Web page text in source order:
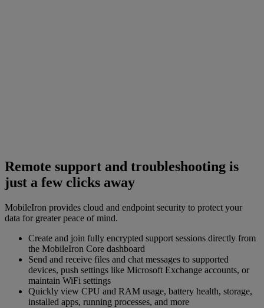
Remote support and troubleshooting is
just a few clicks away
MobileIron provides cloud and endpoint security to protect your
data for greater peace of mind.
Create and join fully encrypted support sessions directly from
the MobileIron Core dashboard
Send and receive files and chat messages to supported
devices, push settings like Microsoft Exchange accounts, or
maintain WiFi settings
Quickly view CPU and RAM usage, battery health, storage,
installed apps, running processes, and more